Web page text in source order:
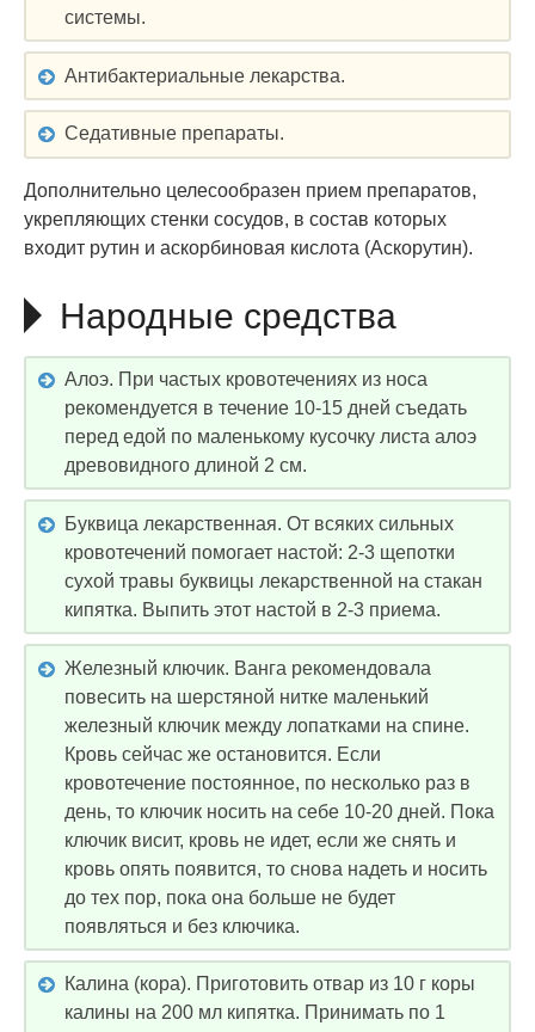
системы.
Антибактериальные лекарства.
Седативные препараты.
Дополнительно целесообразен прием препаратов,
укрепляющих стенки сосудов, в состав которых
входит рутин и аскорбиновая кислота (Аскорутин).
Народные средства
Алоэ. При частых кровотечениях из носа
рекомендуется в течение 10-15 дней съедать
перед едой по маленькому кусочку листа алоэ
древовидного длиной 2 см.
Буквица лекарственная. От всяких сильных
кровотечений помогает настой: 2-3 щепотки
сухой травы буквицы лекарственной на стакан
кипятка. Выпить этот настой в 2-3 приема.
Железный ключик. Ванга рекомендовала
повесить на шерстяной нитке маленький
железный ключик между лопатками на спине.
Кровь сейчас же остановится. Если
кровотечение постоянное, по несколько раз в
день, то ключик носить на себе 10-20 дней. Пока
ключик висит, кровь не идет, если же снять и
кровь опять появится, то снова надеть и носить
до тех пор, пока она больше не будет
появляться и без ключика.
Калина (кора). Приготовить отвар из 10 г коры
калины на 200 мл кипятка. Принимать по 1